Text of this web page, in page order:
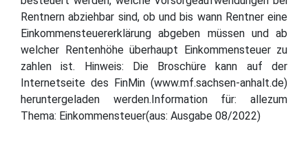
Rentnern abziehbar sind, ob und bis wann Rentner eine
Einkommensteuererklärung abgeben müssen und ab
welcher Rentenhöhe überhaupt Einkommensteuer zu
zahlen ist. Hinweis: Die Broschüre kann auf der
Internetseite des FinMin (www.mf.sachsen-anhalt.de)
heruntergeladen werden.Information für: allezum
Thema: Einkommensteuer(aus: Ausgabe 08/2022)